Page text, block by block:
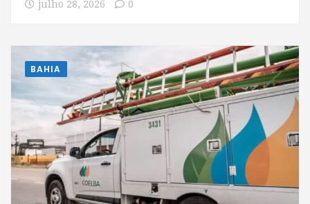
julho 28, 2026 0
BAHIA